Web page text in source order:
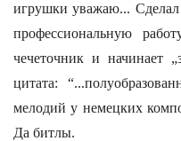
игрушки уважаю...
профессиональную
чечеточник и начинает
цитата:
мелодий у немецких
Да битлы.